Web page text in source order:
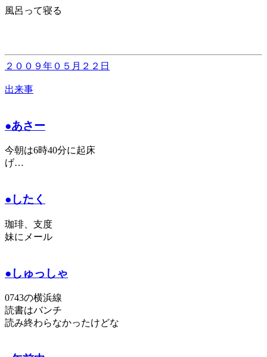
風呂って寝る
２００９年０５月２２日
出来事
●あさー
今朝は6時40分に起床
げ…
●したく
珈琲、支度
妹にメール
●しゅっしゃ
0743の横浜線
読書はバンチ
読み終わらなかったけどな